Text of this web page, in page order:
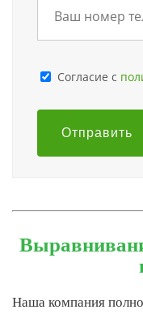
Cогласие с
Отправить
Наша компания